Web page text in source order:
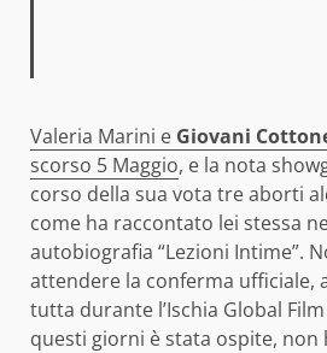
Valeria Marini e Giovani
scorso 5 Maggio, e la nota
corso della sua vota tre aborti
come ha raccontato lei stessa
autobiografia “Lezioni Intime”.
attendere la conferma ufficiale,
tutta durante l’Ischia Global
questi giorni è stata ospite,